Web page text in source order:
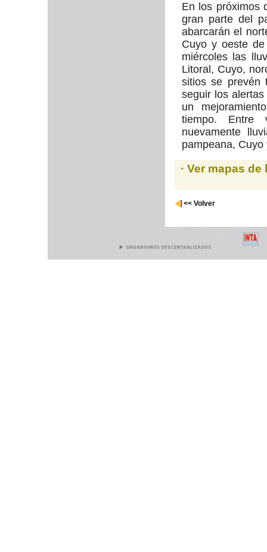
En los próximos
gran parte del
abarcarán el
Cuyo y oeste
miércoles las
Litoral, Cuyo,
sitios se prevén
seguir los
un
tiempo. Entre
nuevamente
pampeana,
· Ver mapas
<< Volver